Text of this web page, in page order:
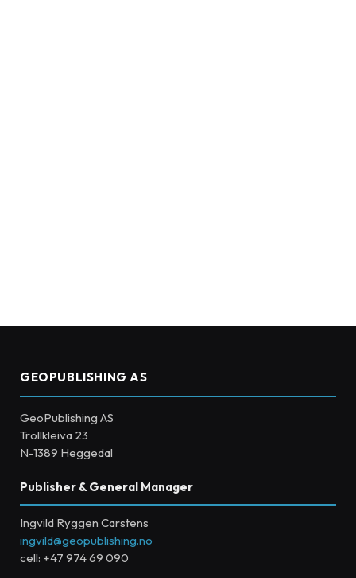
GEOPUBLISHING AS
GeoPublishing AS
Trollkleiva 23
N-1389 Heggedal
Publisher & General Manager
Ingvild Ryggen Carstens
ingvild@geopublishing.no
cell: +47 974 69 090